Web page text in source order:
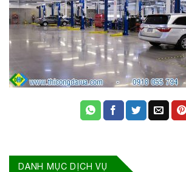
DANH MỤC DỊCH VỤ